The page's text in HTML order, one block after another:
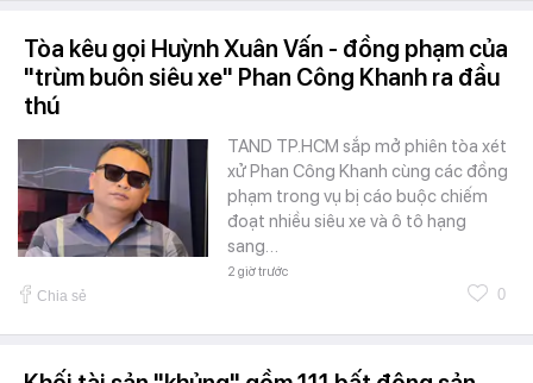
Tòa kêu gọi Huỳnh Xuân Vấn - đồng phạm của
"trùm buôn siêu xe" Phan Công Khanh ra đầu
thú
TAND TP.HCM sắp mở phiên tòa xét
xử Phan Công Khanh cùng các đồng
phạm trong vụ bị cáo buộc chiếm
đoạt nhiều siêu xe và ô tô hạng
sang…
2 giờ trước
Chia sẻ 0